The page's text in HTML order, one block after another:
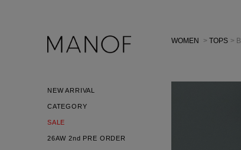
NEW ARRIVAL
CATEGORY
SALE
26AW 2nd PRE ORDER
WOMEN > TOPS >